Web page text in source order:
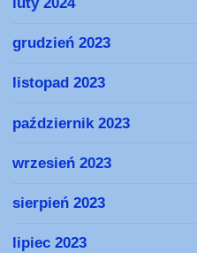
grudzień 2023
listopad 2023
październik 2023
wrzesień 2023
sierpień 2023
lipiec 2023